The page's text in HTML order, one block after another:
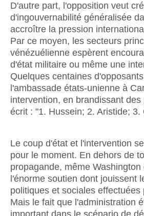
D'autre part, l'opposition veut
d'ingouvernabilité généralisée
accroître la pression
Par ce moyen, les secteurs
vénézuélienne espèrent
d'état militaire ou même une
Quelques centaines
l'ambassade états-unienne à
intervention, en brandissant
écrit : "1. Hussein; 2. Aristide; 3.
Le coup d'état et l'intervention
pour le moment. En dehors de
propagande, même
l'énorme soutien dont jouissent
politiques et sociales
Mais le fait que l'administration
important dans le scénario de